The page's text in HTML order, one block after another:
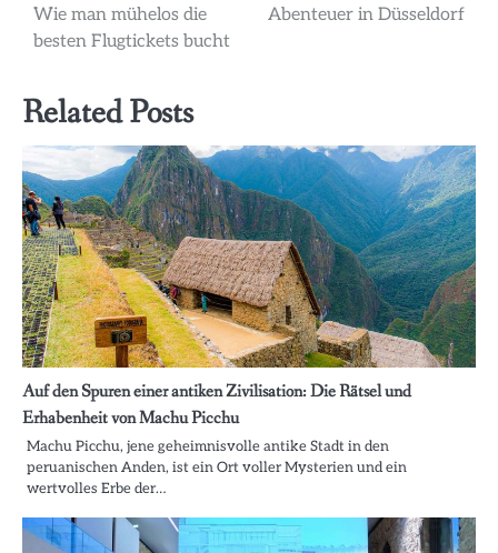
Wie man mühelos die
besten Flugtickets bucht
Abenteuer in Düsseldorf
Related Posts
Auf den Spuren einer antiken Zivilisation: Die Rätsel und
Erhabenheit von Machu Picchu
Machu Picchu, jene geheimnisvolle antike Stadt in den
peruanischen Anden, ist ein Ort voller Mysterien und ein
wertvolles Erbe der…